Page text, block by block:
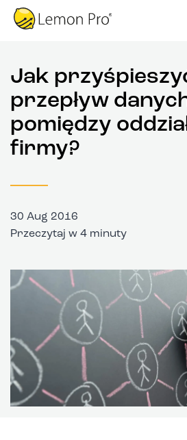
Jak
przepływ
pomiędzy
firmy?
30 Aug 2016
Przeczytaj w 4 minuty